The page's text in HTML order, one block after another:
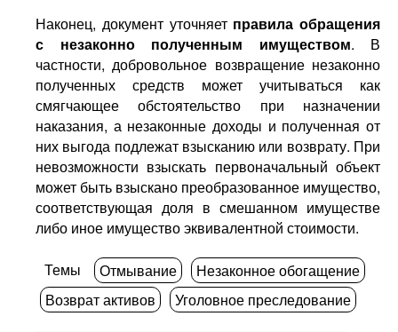
Наконец, документ уточняет правила обращения
с незаконно полученным имуществом. В
частности, добровольное возвращение незаконно
полученных средств может учитываться как
смягчающее обстоятельство при назначении
наказания, а незаконные доходы и полученная от
них выгода подлежат взысканию или возврату. При
невозможности взыскать первоначальный объект
может быть взыскано преобразованное имущество,
соответствующая доля в смешанном имуществе
либо иное имущество эквивалентной стоимости.
Темы Отмывание
Незаконное обогащение
Возврат активов
Уголовное преследование